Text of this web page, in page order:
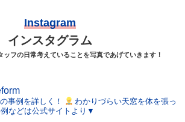
Instagram
インスタグラム
ッフの日常考えていることを写真であげていきます！
事例を詳しく！
わかりづらい天窓を体を張っ
などは公式サイトより▼